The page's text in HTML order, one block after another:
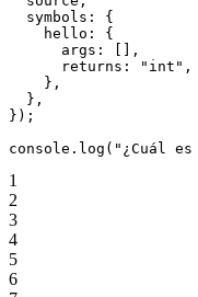
  symbols: {
    hello: {
      args: [],
      returns:
"int" ,
    },
  },
});
console. log ( "¿Cuál
1
2
3
4
5
6